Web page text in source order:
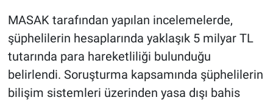
MASAK tarafından yapılan incelemelerde,
şüphelilerin hesaplarında yaklaşık 5 milyar TL
tutarında para hareketliliği bulunduğu
belirlendi. Soruşturma kapsamında şüphelilerin
bilişim sistemleri üzerinden yasa dışı bahis